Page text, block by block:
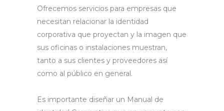
Ofrecemos servicios para empresas que
necesitan relacionar la identidad
corporativa que proyectan y la imagen que
sus oficinas o instalaciones muestran,
tanto a sus clientes y proveedores así
como al público en general.
Es importante diseñar un Manual de